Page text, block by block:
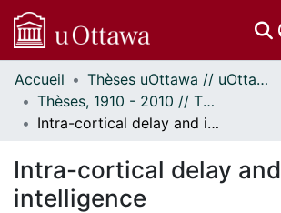
Communautés
et collections
Parcourir
À propos
Accueil
Thèses uOttawa // uOttawa Theses
Thèses, 1910 - 2010 // Theses, 1910 - 2010
Intra-cortical delay and intelligence
Intra-cortical delay and
intelligence